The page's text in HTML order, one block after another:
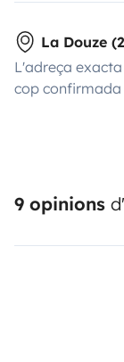
La Douze
L'adreça
cop confirmada
9 opinions